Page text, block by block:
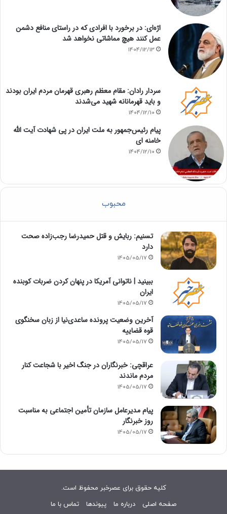
اژه‌ای: در برخورد با افرادی که در راستای منافع دشمن
عمل کنند هیچ مماشاتی نخواهد شد
1404/12/13
سردار رادان: مقام معظم رهبری قهرمان مردم ایران بودند
و باید قهرمانانه شهید می‌شدند
1404/12/10
پیام رئیس‌جمهور به ملت ایران در پی شهادت آیت الله
خامنه ای
1404/12/10
محبوب
تسنیم: ربایش و قتل حمیدرضا رجب‌زاده صحت
دارد
1405/05/17
‏ببینید | ناتوانی آمریکا در پنهان کردن ضربات کوبنده
ایران
1405/05/17
آخرین وضعیت پرونده ساعدی‌نیا از زبان سخنگوی
قوه قضاییه
1405/05/17
عراقچی: خبرنگاران در جنگ اخیر با شجاعت کنار
مردم ماندند
1405/05/17
پیام مدیرعامل سازمان تأمین اجتماعی به مناسبت
روز خبرنگار
1405/05/17
کلیه حقوق برای عصرخبر محفوظ است.
صفحه اصلی
درباره ما پیوندها تماس با ما